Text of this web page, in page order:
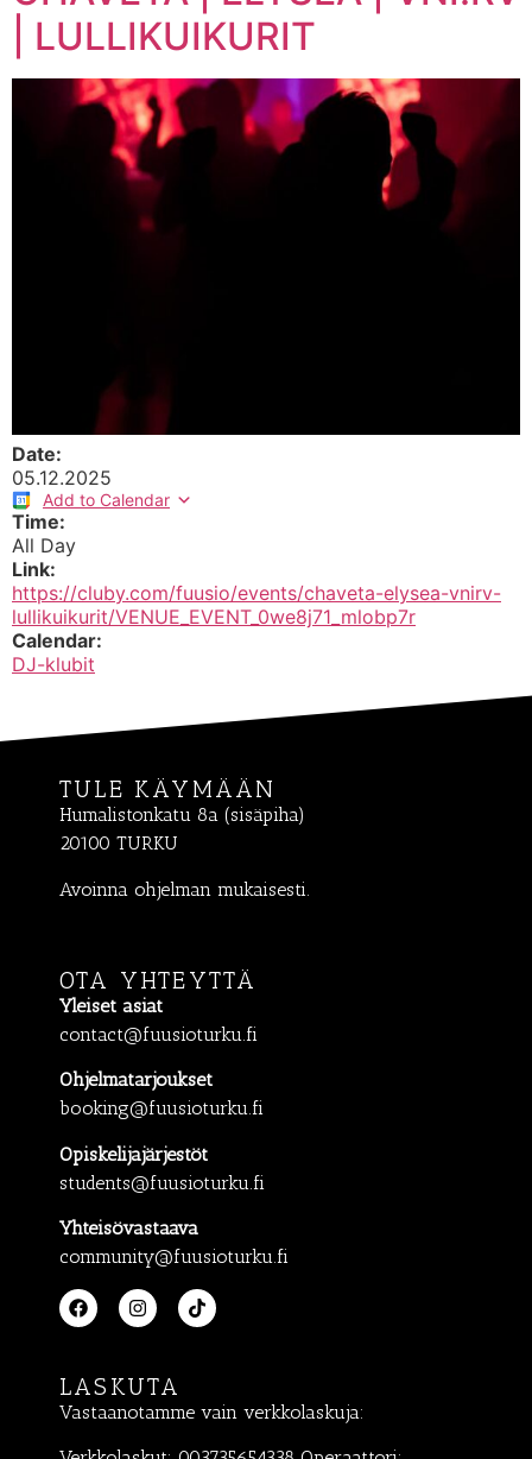
| LULLIKUIKURIT
Date:
05.12.2025
Add to Calendar
Time:
All Day
Link:
https://cluby.com/fuusio/events/chaveta-elysea-vnirv-
lullikuikurit/VENUE_EVENT_0we8j71_mlobp7r
Calendar:
DJ-klubit
TULE KÄYMÄÄN
Humalistonkatu 8a (sisäpiha)
20100 TURKU
Avoinna ohjelman mukaisesti.
OTA YHTEYTTÄ
Yleiset asiat
contact@fuusioturku.fi
Ohjelmatarjoukset
booking@fuusioturku.fi
Opiskelijajärjestöt
students@fuusioturku.fi
Yhteisövastaava
community@fuusioturku.fi
LASKUTA
Vastaanotamme vain verkkolaskuja: